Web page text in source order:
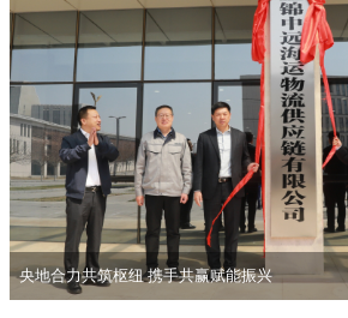
央地合力共筑枢纽 携手共赢赋能振兴